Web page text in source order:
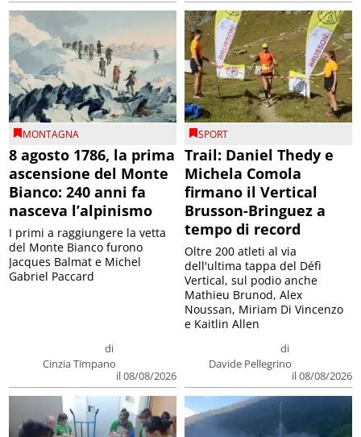
MONTAGNA
8 agosto 1786, la prima
ascensione del Monte
Bianco: 240 anni fa
nasceva l’alpinismo
di
Cinzia Timpano
il 08/08/2026
I primi a raggiungere la vetta
del Monte Bianco furono
Jacques Balmat e Michel
Gabriel Paccard
SPORT
Trail: Daniel Thedy e
Michela Comola
firmano il Vertical
Brusson-Bringuez a
tempo di record
di
Davide Pellegrino
il 08/08/2026
Oltre 200 atleti al via
dell'ultima tappa del Défì
Vertical, sul podio anche
Mathieu Brunod, Alex
Noussan, Miriam Di Vincenzo
e Kaitlin Allen